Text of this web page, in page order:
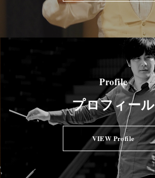
Profile
プロフィール
VIEW Profile